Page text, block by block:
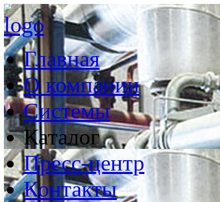
Главная
О компании
Системы
Каталог
Пресс-центр
Контакты